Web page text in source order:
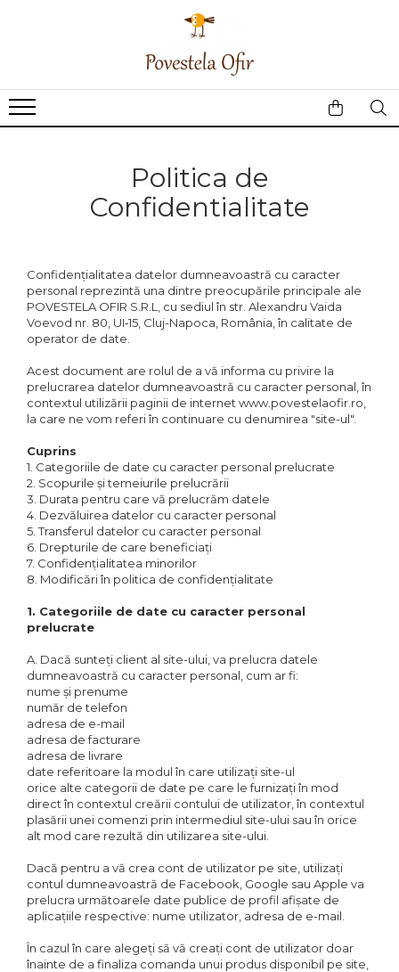
Politica de
Confidentialitate
Confidențialitatea datelor dumneavoastră cu caracter
personal reprezintă una dintre preocupările principale ale
POVESTELA OFIR S.R.L, cu sediul în str. Alexandru Vaida
Voevod nr. 80, UI‑15, Cluj-Napoca, România, în calitate de
operator de date.
Acest document are rolul de a vă informa cu privire la
prelucrarea datelor dumneavoastră cu caracter personal, în
contextul utilizării paginii de internet www.povestelaofir.ro,
la care ne vom referi în continuare cu denumirea "site-ul".
Cuprins
1. Categoriile de date cu caracter personal prelucrate
2. Scopurile și temeiurile prelucrării
3. Durata pentru care vă prelucrăm datele
4. Dezvăluirea datelor cu caracter personal
5. Transferul datelor cu caracter personal
6. Drepturile de care beneficiați
7. Confidențialitatea minorilor
8. Modificări în politica de confidențialitate
1. Categoriile de date cu caracter personal
prelucrate
A. Dacă sunteți client al site-ului, va prelucra datele
dumneavoastră cu caracter personal, cum ar fi:
nume și prenume
număr de telefon
adresa de e-mail
adresa de facturare
adresa de livrare
date referitoare la modul în care utilizați site-ul
orice alte categorii de date pe care le furnizați în mod
direct în contextul creării contului de utilizator, în contextul
plasării unei comenzi prin intermediul site-ului sau în orice
alt mod care rezultă din utilizarea site-ului.
Dacă pentru a vă crea cont de utilizator pe site, utilizați
contul dumneavoastră de Facebook, Google sau Apple va
prelucra următoarele date publice de profil afișate de
aplicațiile respective: nume utilizator, adresa de e-mail.
În cazul în care alegeți să vă creați cont de utilizator doar
înainte de a finaliza comanda unui produs disponibil pe site,